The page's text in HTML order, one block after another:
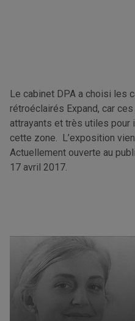
Le cabinet DPA a choisi les
rétroéclairés Expand, car
attrayants et très utiles pour
cette zone. L’exposition
Actuellement ouverte au
17 avril 2017.